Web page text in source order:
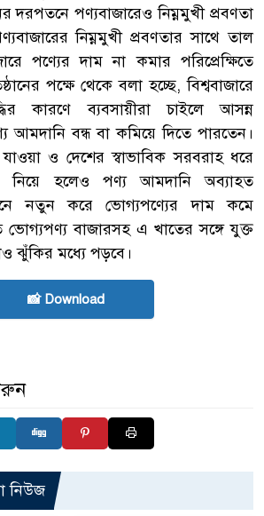
দরপতনে পণ্যবাজারেও নিম্নমুখী প্রবণতা
নিম্নমুখী প্রবণতার সাথে তাল
পণ্যের দাম না কমার পরিপ্রেক্ষিতে
পক্ষে থেকে বলা হচ্ছে, বিশ্ববাজারে
কারণে ব্যবসায়ীরা চাইলে আসন্ন
আমদানি বন্ধ বা কমিয়ে দিতে পারতেন।
যাওয়া ও দেশের স্বাভাবিক সরবরাহ ধরে
নিয়ে হলেও পণ্য আমদানি অব্যাহত
নতুন করে ভোগ্যপণ্যের দাম কমে
ভোগ্যপণ্য বাজারসহ এ খাতের সঙ্গে যুক্ত
ঝুঁকির মধ্যে পড়বে।
📸 Download
নিউজ